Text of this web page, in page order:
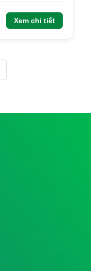
Xem chi tiết